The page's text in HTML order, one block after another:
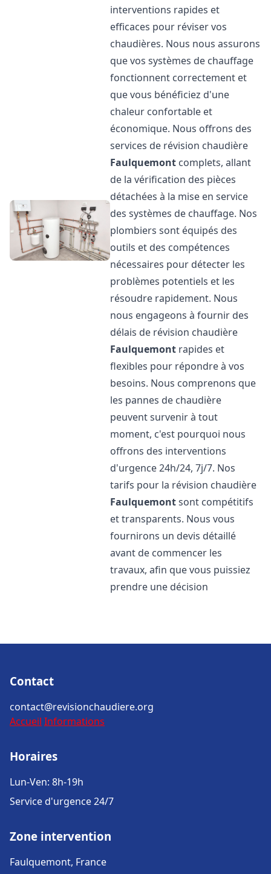
interventions rapides et
efficaces pour réviser vos
chaudières. Nous nous assurons
que vos systèmes de chauffage
fonctionnent correctement et
que vous bénéficiez d'une
chaleur confortable et
économique. Nous offrons des
services de révision chaudière
Faulquemont complets, allant
de la vérification des pièces
détachées à la mise en service
des systèmes de chauffage. Nos
plombiers sont équipés des
outils et des compétences
nécessaires pour détecter les
problèmes potentiels et les
résoudre rapidement. Nous
nous engageons à fournir des
délais de révision chaudière
Faulquemont rapides et
flexibles pour répondre à vos
besoins. Nous comprenons que
les pannes de chaudière
peuvent survenir à tout
moment, c'est pourquoi nous
offrons des interventions
d'urgence 24h/24, 7j/7. Nos
tarifs pour la révision chaudière
Faulquemontsont compétitifs
et transparents. Nous vous
fournirons un devis détaillé
avant de commencer les
travaux, afin que vous puissiez
prendre une décision
Contact
contact@revisionchaudiere.org
Accueil Informations
Horaires
Lun-Ven: 8h-19h
Service d'urgence 24/7
Zone intervention
Faulquemont, France